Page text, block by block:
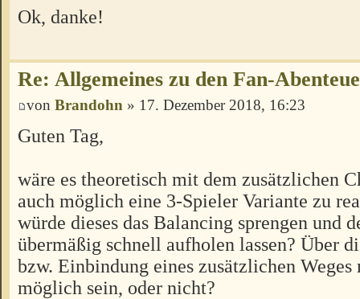
Ok, danke!
Re: Allgemeines zu den Fan-
von Brandohn » 17. Dezember 2018, 16:23
Guten Tag,
wäre es theoretisch mit dem zusätzlichen
auch möglich eine 3-Spieler Variante zu
würde dieses das Balancing sprengen und
übermäßig schnell aufholen lassen? Über
bzw. Einbindung eines zusätzlichen Weges
möglich sein, oder nicht?